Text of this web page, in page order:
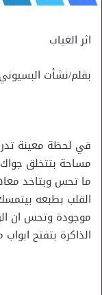
اثر الغياب
بقلم/نشأت البسيوني
في لحظة معينة
مساحة بتتخلق
ما تحس وبتاخد
القلب بطبعه
موجودة وتحس ان
الذاكرة بتفتح